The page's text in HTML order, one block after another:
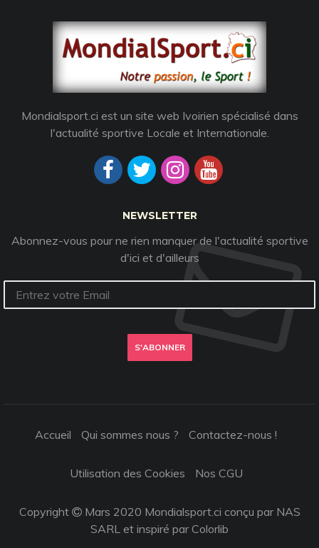
Mondialsport.ci est un site web Ivoirien spécialisé dans
l'actualité sportive Locale et Internationale.
NEWSLETTER
Abonnez-vous pour ne rien manquer de l'actualité sportive
d'ici et d'ailleurs
S'ABONNER
Accueil Qui sommes nous ? Contactez-nous !
Utilisation des Cookies Nos CGU
Copyright
Mars 2020 Mondialsport.ci conçu par NAS
SARL et inspiré parColorlib